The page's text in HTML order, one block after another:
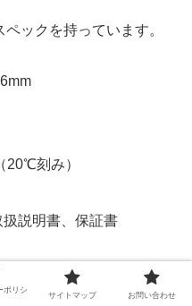
ックを持っています。
刻み）
説明書、保証書
ックという美容家電ブラ
ポリシ
サイトマップ お問い合わせ